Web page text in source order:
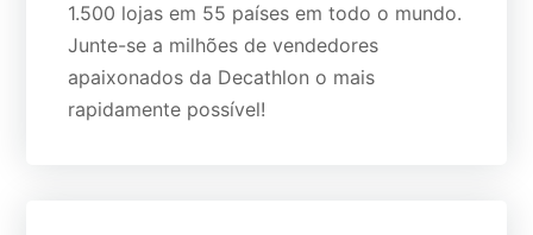
1.500 lojas em 55 países em todo o mundo.
Junte-se a milhões de vendedores
apaixonados da Decathlon o mais
rapidamente possível!